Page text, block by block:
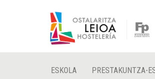
ESKOLA PRESTAKUNTZA-